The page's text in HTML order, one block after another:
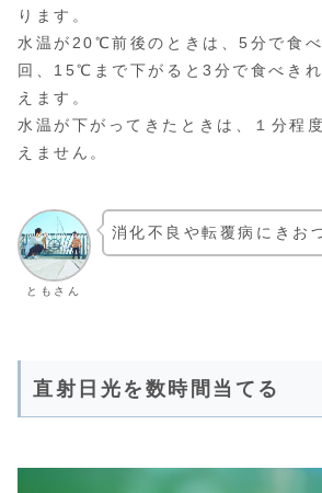
ります。
水温が20℃前後のときは、5分で食べ
回、15℃まで下がると3分で食べき
えます。
水温が下がってきたときは、１分程
えません。
ともさん
消化不良や転覆病にきお
直射日光を数時間当てる